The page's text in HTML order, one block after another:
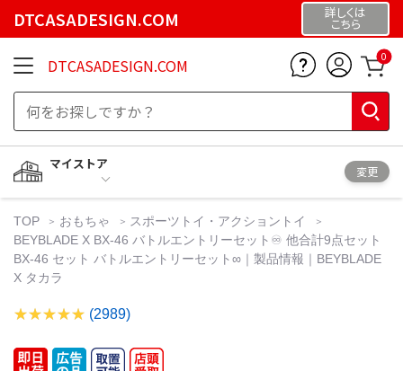
DTCASADESIGN.COM 詳しくは
こちら
DTCASADESIGN.COM 0
マイストア
変更
TOP おもちゃ
スポーツトイ・アクショントイ
BEYBLADE X BX-46 バトルエントリーセット♾️ 他合計9点セット
BX-46 セット バトルエントリーセット∞｜製品情報｜BEYBLADE
X タカラ
(2989)